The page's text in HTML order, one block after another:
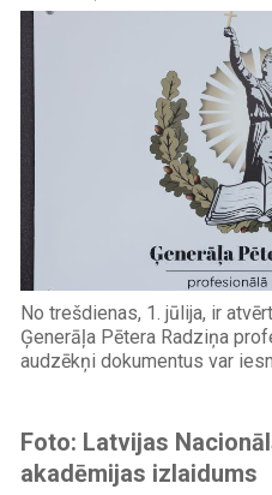
No trešdienas, 1. jūlija, ir
Ģenerāļa Pētera Radziņa
audzēkņi dokumentus var
Foto: Latvijas
akadēmijas izlaidums